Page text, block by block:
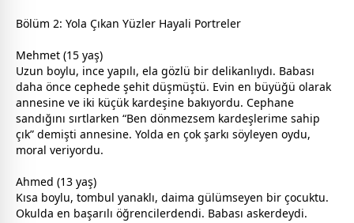
Bölüm 2: Yola Çıkan Yüzler Hayali Portreler
Mehmet (15 yaş)
Uzun boylu, ince yapılı, ela gözlü bir delikanlıydı. Babası
daha önce cephede şehit düşmüştü. Evin en büyüğü olarak
annesine ve iki küçük kardeşine bakıyordu. Cephane
sandığını sırtlarken “Ben dönmezsem kardeşlerime sahip
çık” demişti annesine. Yolda en çok şarkı söyleyen oydu,
moral veriyordu.
Ahmed (13 yaş)
Kısa boylu, tombul yanaklı, daima gülümseyen bir çocuktu.
Okulda en başarılı öğrencilerdendi. Babası askerdeydi.